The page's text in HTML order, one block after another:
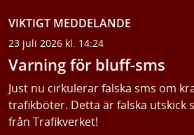
VIKTIGT MEDDELANDE
23 juli 2026 kl. 14:24
Varning för bluff-sms
Just nu cirkulerar falska sms om
trafikböter. Detta är falska utskick
från Trafikverket!